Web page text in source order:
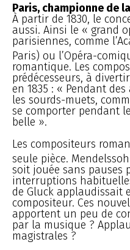
Paris, championne de
À partir de 1830, le
aussi. Ainsi le « grand
parisiennes, comme
Paris) ou l’Opéra-
romantique. Les
prédécesseurs, à
en 1835 : « Pendant
les sourds-muets,
se comporter pendant
belle ».
Les compositeurs
seule pièce.
soit jouée sans pauses
interruptions
de Gluck applaudissait
compositeur. Ces
apportent un peu de
par la musique ?
magistrales ?